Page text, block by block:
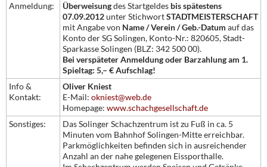
Anmeldung:
Überweisungdes Startgeldes bis spätestens
07.09.2012unter StichwortSTADTMEISTERSCHAFT
mit Angabe von Name / Verein / Geb.-Datum auf das
Konto der SG Solingen, Konto-Nr.: 820605, Stadt-
Sparkasse Solingen (BLZ: 342 500 00).
Bei verspäteter Anmeldung oder Barzahlung am 1.
Spieltag: 5,– € Aufschlag!
Info &
Kontakt:
Oliver Kniest
E-Mail: okniest@web.de
Homepage: www.schachgesellschaft.de
Sonstiges:
Das Solinger Schachzentrum ist zu Fuß in ca. 5
Minuten vom Bahnhof Solingen-Mitte erreichbar.
Parkmöglichkeiten befinden sich in ausreichender
Anzahl an der nahe gelegenen Eissporthalle.